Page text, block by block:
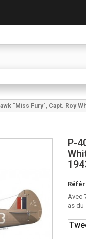
"Miss Fury", Capt. Roy
P-
Avec
as du